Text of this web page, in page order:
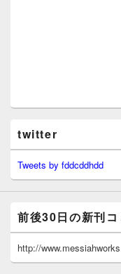
twitter
Tweets by fddcddhdd
前後30日の新刊コ
http://